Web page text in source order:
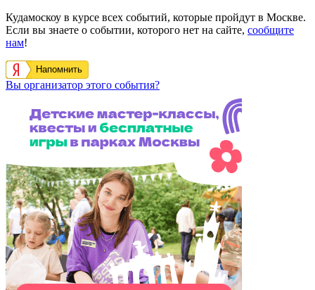
Кудамоскоу в курсе всех событий, которые пройдут в Москве.
Если вы знаете о событии, которого нет на сайте, сообщите
нам!
Напомнить
Вы организатор этого события?